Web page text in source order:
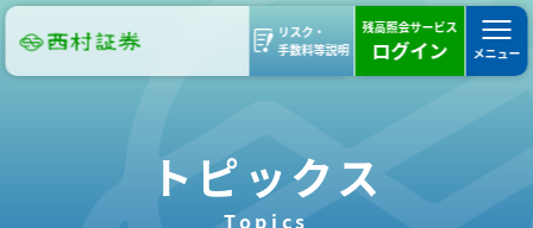
リスク・
手数料等説明
残高照会サービス
ログイン メニュー
トピックス
Topics